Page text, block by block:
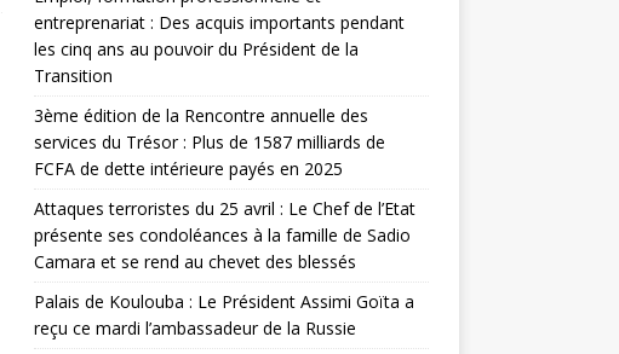
entreprenariat : Des acquis importants pendant
les cinq ans au pouvoir du Président de la
Transition
3ème édition de la Rencontre annuelle des
services du Trésor : Plus de 1587 milliards de
FCFA de dette intérieure payés en 2025
Attaques terroristes du 25 avril : Le Chef de l’Etat
présente ses condoléances à la famille de Sadio
Camara et se rend au chevet des blessés
Palais de Koulouba : Le Président Assimi Goïta a
reçu ce mardi l’ambassadeur de la Russie